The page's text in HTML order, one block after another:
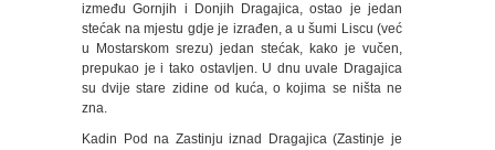
između Gornjih i Donjih Dragajica, ostao je jedan
stećak na mjestu gdje je izrađen, a u šumi Liscu (već
u Mostarskom srezu) jedan stećak, kako je vučen,
prepukao je i tako ostavljen. U dnu uvale Dragajica
su dvije stare zidine od kuća, o kojima se ništa ne
zna.
Kadin Pod na Zastinju iznad Dragajica (Zastinje je